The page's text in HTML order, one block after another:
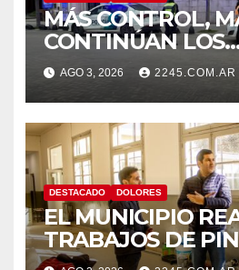
MÁS CONTROL,
CONTINÚAN LOS
OPERATIVOS
DE TRÁNSITO EN
AGO 3, 2026 2245.COM.AR
DESTACADO DOLORES
EL MUNICIPIO
TRABAJOS DE
LA ESCUELA N.º 10